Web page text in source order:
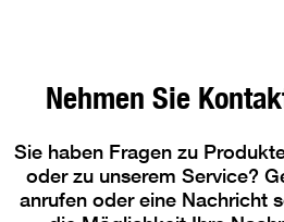
Nehmen Sie
Sie haben Fragen zu
oder zu unserem Service?
anrufen oder eine Nachricht